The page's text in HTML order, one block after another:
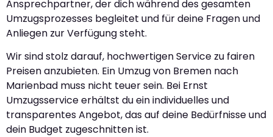
Ansprechpartner, der dich während des gesamten
Umzugsprozesses begleitet und für deine Fragen und
Anliegen zur Verfügung steht.
Wir sind stolz darauf, hochwertigen Service zu fairen
Preisen anzubieten. Ein Umzug von Bremen nach
Marienbad muss nicht teuer sein. Bei Ernst
Umzugsservice erhältst du ein individuelles und
transparentes Angebot, das auf deine Bedürfnisse und
dein Budget zugeschnitten ist.